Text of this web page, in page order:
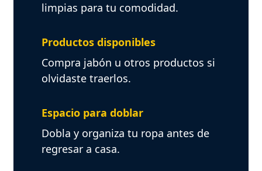
limpias para tu comodidad.
Productos disponibles
Compra jabón u otros productos si
olvidaste traerlos.
Espacio para doblar
Dobla y organiza tu ropa antes de
regresar a casa.